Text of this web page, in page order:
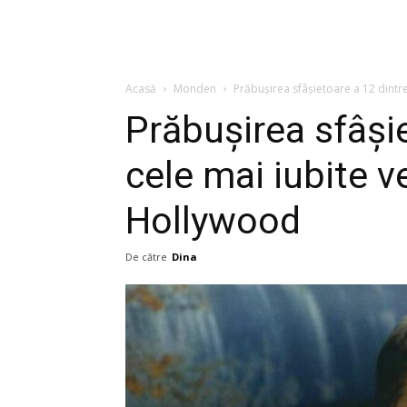
Acasă Monden Prăbușirea sfâșietoare a 12
Prăbușirea
cele mai iubite
Hollywood
De către Dina